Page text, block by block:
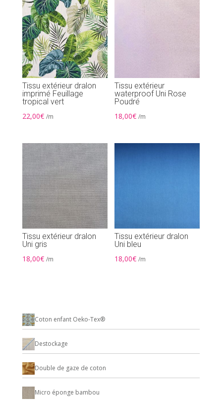
Coton enfant Oeko-Tex®
Destockage
Double de gaze de coton
Micro éponge bambou
Tissu extérieur dralon
imprimé Feuillage
tropical vert
22,00€ /m
Tissu extérieur
waterproof Uni Rose
Poudré
18,00€ /m
Tissu extérieur dralon
Uni gris
18,00€ /m
Tissu extérieur dralon
Uni bleu
18,00€ /m